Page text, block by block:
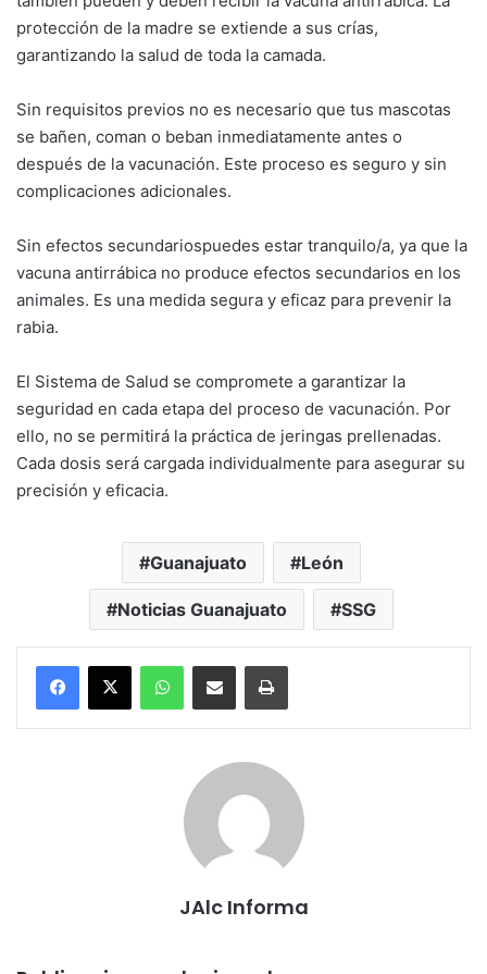
protección de la madre se extiende a sus crías,
garantizando la salud de toda la camada.
Sin requisitos previos no es necesario que tus mascotas
se bañen, coman o beban inmediatamente antes o
después de la vacunación. Este proceso es seguro y sin
complicaciones adicionales.
Sin efectos secundariospuedes estar tranquilo/a, ya que la
vacuna antirrábica no produce efectos secundarios en los
animales. Es una medida segura y eficaz para prevenir la
rabia.
El Sistema de Salud se compromete a garantizar la
seguridad en cada etapa del proceso de vacunación. Por
ello, no se permitirá la práctica de jeringas prellenadas.
Cada dosis será cargada individualmente para asegurar su
precisión y eficacia.
Guanajuato León
Noticias Guanajuato SSG
JAlc Informa